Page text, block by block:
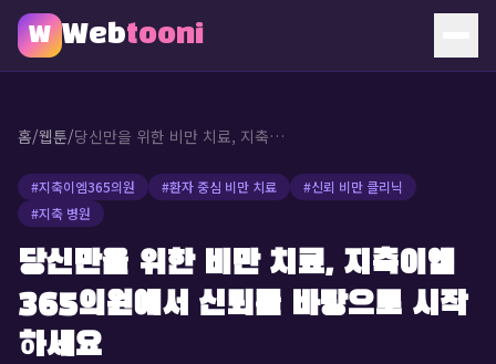
W Webtooni
소개
문의
홈/웹툰/ 당신만을 위한 비만 치료, 지축이엠365의원에서 신뢰를 바탕으로 시작하세요
#지축이엠365의원 #환자 중심 비만 치료 #신뢰 비만 클리닉
#지축 병원
당신만을 위한 비만 치료, 지축이엠
365의원에서 신뢰를 바탕으로 시작
하세요